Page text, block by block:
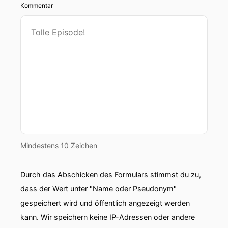
Gründer-Redakteurin Elena Todewa.
00:00:30: Bei der Unternehmensgründung sind
00:00:41: Das ist für jeden Fall individuell zu
unterscheiden.
00:00:43: Dennoch gibt es einige Risiken,
00:00:45: gegen die sich alle Jungunternehmer
und Jungunternehmerinnen
Kommentar
Mindestens 10 Zeichen
Durch das Abschicken des Formulars stimmst du zu,
dass der Wert unter "Name oder Pseudonym"
gespeichert wird und öffentlich angezeigt werden
kann. Wir speichern keine IP-Adressen oder andere